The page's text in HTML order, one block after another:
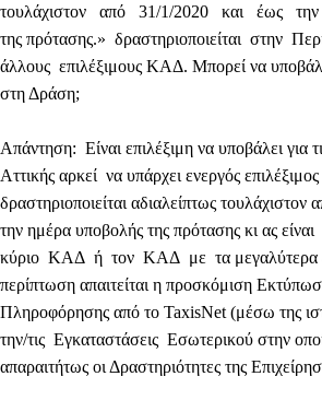
τουλάχιστον από 31/1/2020 και έως
της πρότασης.» δραστηριοποιείται στην
άλλους επιλέξιμους ΚΑΔ. Μπορεί να
στη Δράση;
Απάντηση: Είναι επιλέξιμη να υποβάλει για
Αττικής αρκεί να υπάρχει ενεργός
δραστηριοποιείται αδιαλείπτως
την ημέρα υποβολής της πρότασης κι ας
κύριο ΚΑΔ ή τον ΚΑΔ με τα μεγαλύτερα
περίπτωση απαιτείται η προσκόμιση
Πληροφόρησης από το TaxisNet (μέσω της
την/τις Εγκαταστάσεις Εσωτερικού στην
απαραιτήτως οι Δραστηριότητες της